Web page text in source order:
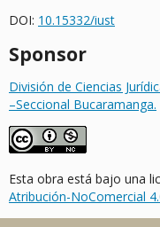
DOI: 10.15332/iust
Sponsor
División de Ciencias
–Seccional Bucaramanga.
Esta obra está bajo una
Atribución-NoComercial